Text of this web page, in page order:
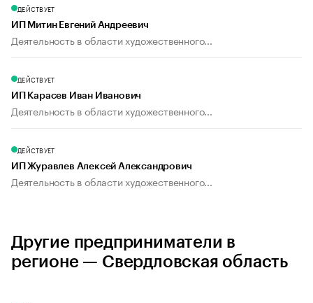
ДЕЙСТВУЕТ
ИП Митин Евгений Андреевич
Деятельность в области художественного...
ДЕЙСТВУЕТ
ИП Карасев Иван Иванович
Деятельность в области художественного...
ДЕЙСТВУЕТ
ИП Журавлев Алексей Александрович
Деятельность в области художественного...
Другие предприниматели в
регионе — Свердловская область